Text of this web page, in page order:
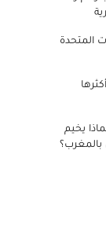
المتحدة
يخيم